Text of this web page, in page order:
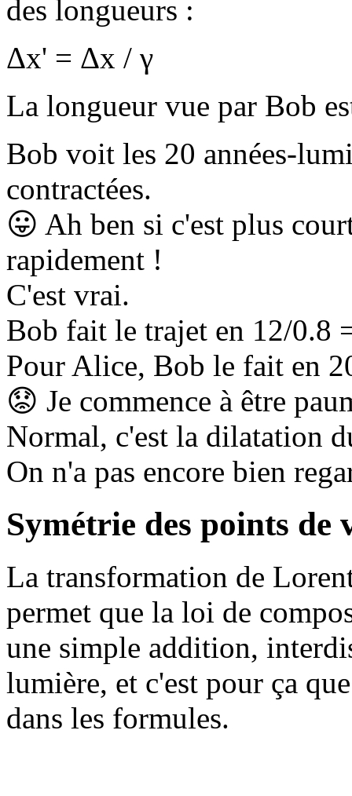
des longueurs :
Δx' = Δx / γ
La longueur vue par Bob
Bob voit les 20 années-
contractées.
😛 Ah ben si c'est plus
rapidement !
C'est vrai.
Bob fait le trajet en 12/0.8
Pour Alice, Bob le fait en
😟 Je commence à être
Normal, c'est la dilatation
On n'a pas encore bien
Symétrie des points de
La transformation de
permet que la loi de
une simple addition,
lumière, et c'est pour ça
dans les formules.